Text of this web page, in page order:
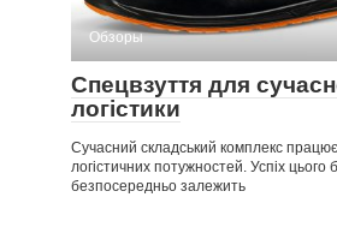
Обзоры
Спецвзуття для
логістики
Сучасний складський комплекс
логістичних потужностей. Успіх цього
безпосередньо залежить